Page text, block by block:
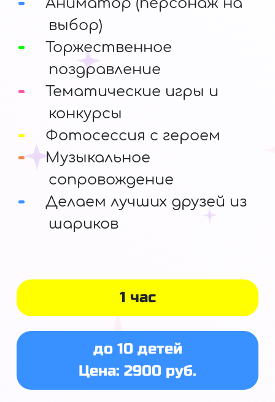
1 час
до 10 детей
Цена: 2900 руб.
выбор)
Торжественное
поздравление
Тематические игры и
конкурсы
Фотосессия с героем
Музыкальное
сопровождение
Делаем лучших друзей из
шариков